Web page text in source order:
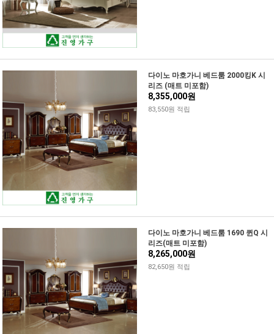
다이노 마호가니 베드룸 2000킹K 시
리즈 (매트 미포함)
8,355,000원
83,550원 적립
다이노 마호가니 베드룸 1690 퀸Q 시
리즈(매트 미포함)
8,265,000원
82,650원 적립